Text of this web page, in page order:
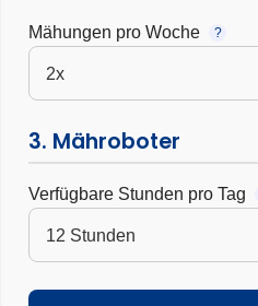
Mähungen pro Woche ?
3. Mähroboter
Verfügbare Stunden pro Tag